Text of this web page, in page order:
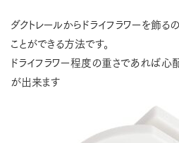
ダクトレールからドライフラワーを飾
ことができる方法です。
ドライフラワー程度の重さであれば心
が出来ます